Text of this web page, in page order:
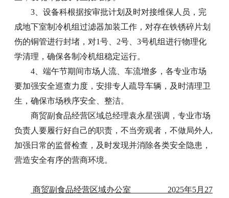
3、设备科根据按审批计划及时对接维保人员，完
成地下室制冷机组过滤器加装工作，对存在铁锈碎片划
伤的铜管进行封堵，对1号、2号、3号机组进行物理化
学清理，确保各制冷机组稳定运行。
4、端午节期间市场人流、车流增多，各专业市场
要加强安全巡查力度，安排专人疏导车辆，及时清理卫
生，确保市场秩序安全、整洁。
商贸副食品经营区域总经理袁永星强调，专业市场
负责人要履行好自己的职责，不当旁观者，不做局外人,
加强日常的监督检查，及时发现并消除各类安全隐患，
营造安全有序的营商环境。
商贸副食品经营区域办公室 2025年5月27